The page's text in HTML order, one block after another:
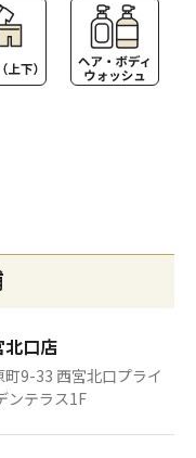
北口店
9-33 西宮北口プライ
ンテラス1F